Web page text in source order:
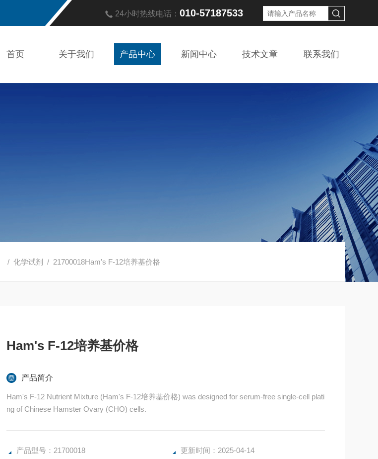
24小时热线电话： 010-57187533
首页 关于我们 产品中心 新闻中心 技术文章 联系我们
/化学试剂 / 21700018Ham's F-12培养基价格
Ham's F-12培养基价格
产品简介
Ham's F-12 Nutrient Mixture (Ham's F-12培养基价格) was designed for serum-free single-cell plati
ng of Chinese Hamster Ovary (CHO) cells.
产品型号：21700018 更新时间：2025-04-14